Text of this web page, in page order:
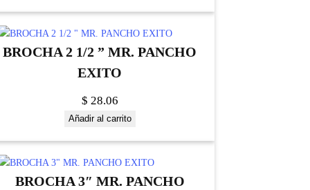
BROCHA 2 1/2 ” MR. PANCHO
EXITO
$ 28.06
Añadir al carrito
BROCHA 3″ MR. PANCHO